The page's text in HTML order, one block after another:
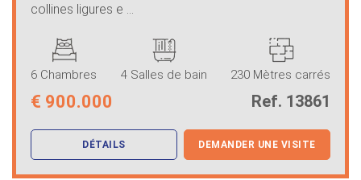
collines ligures e ...
6 Chambres 4 Salles de bain 230 Mètres carrés
€ 900.000 Ref. 13861
DÉTAILS DEMANDER UNE VISITE